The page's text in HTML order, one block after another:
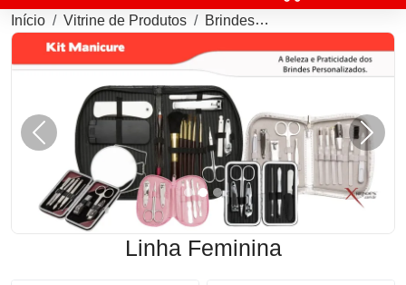
Início Vitrine de Produtos Brindes
Anterior
Linha Feminina